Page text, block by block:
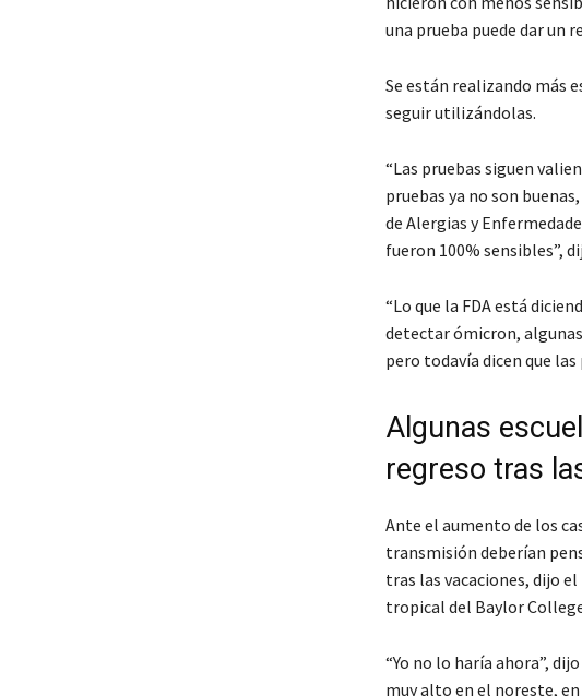
una prueba puede dar un
Se están realizando más
seguir utilizándolas.
“Las pruebas siguen
pruebas ya no son
de Alergias y
fueron 100% sensibles”,
“Lo que la FDA está
detectar ómicron,
pero todavía dicen que
Algunas
regreso tras
Ante el aumento de los
transmisión deberían
tras las vacaciones, dijo
tropical del Baylor
“Yo no lo haría ahora”,
muy alto en el noreste, en